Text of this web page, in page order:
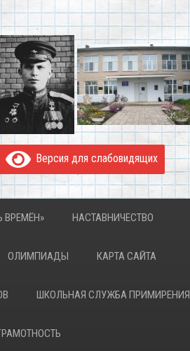
Версия для слабовидящих
ВРЕМЁН» НАСТАВНИЧЕСТВО
ОЛИМПИАДЫ КАРТА САЙТА
ШКОЛЬНАЯ СЛУЖБА ПРИМИРЕНИЯ